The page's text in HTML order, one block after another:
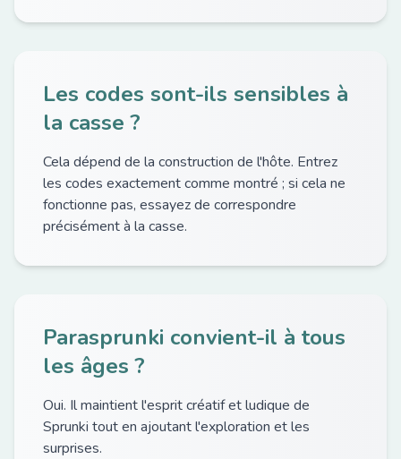
Les codes sont-ils sensibles à
la casse ?
Cela dépend de la construction de l'hôte. Entrez
les codes exactement comme montré ; si cela ne
fonctionne pas, essayez de correspondre
précisément à la casse.
Parasprunki convient-il à tous
les âges ?
Oui. Il maintient l'esprit créatif et ludique de
Sprunki tout en ajoutant l'exploration et les
surprises.